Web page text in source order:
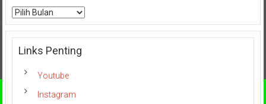
Archives
Links Penting
Youtube
Instagram